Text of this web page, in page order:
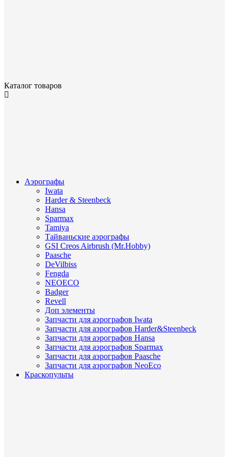
Каталог товаров
Аэрографы
Iwata
Harder & Steenbeck
Hansa
Sparmax
Tamiya
Тайваньские аэрографы
GSI Creos Airbrush (Mr.Hobby)
Paasche
DeVilbiss
Fengda
NEOECO
Badger
Revell
Доп элементы
Запчасти для аэрографов Iwata
Запчасти для аэрографов Harder&Steenbeck
Запчасти для аэрографов Hansa
Запчасти для аэрографов Sparmax
Запчасти для аэрографов Paasche
Запчасти для аэрографов NeoEco
Краскопульты